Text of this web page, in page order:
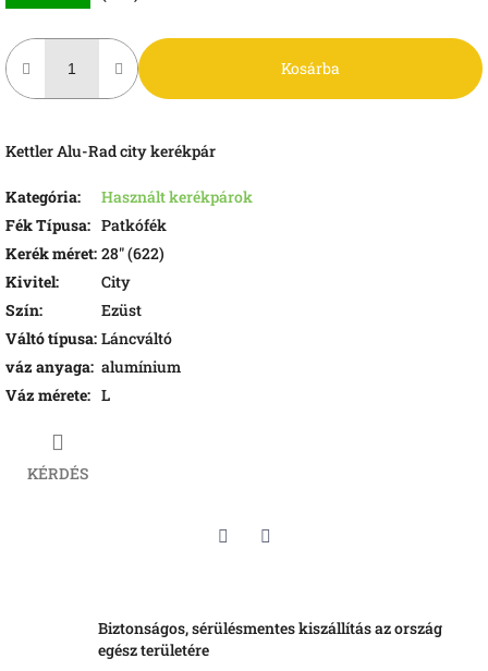
Kosárba
Kettler Alu-Rad city kerékpár
Kategória:
Használt kerékpárok
Fék Típusa: Patkófék
Kerék méret: 28" (622)
Kivitel:
City
Szín:
Ezüst
Váltó típusa: Láncváltó
váz anyaga: alumínium
Váz mérete: L
KÉRDÉS
Biztonságos, sérülésmentes kiszállítás az ország
egész területére